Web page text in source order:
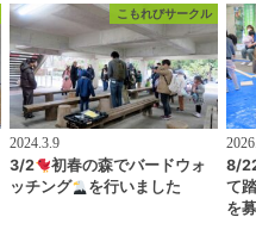
こもれびサークル
2024.3.9
3/2
初春の森でバードウォ
ッチング
を行いました
8/
て
を